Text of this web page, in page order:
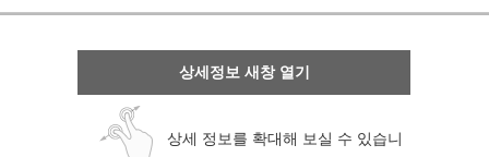
상세정보 새창 열기
상세 정보를 확대해 보실 수 있습니